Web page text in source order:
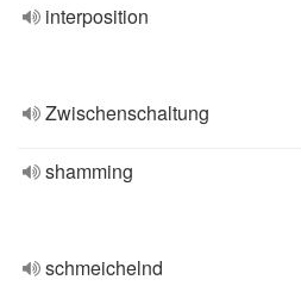
interposition
Zwischenschaltung
shamming
schmeichelnd